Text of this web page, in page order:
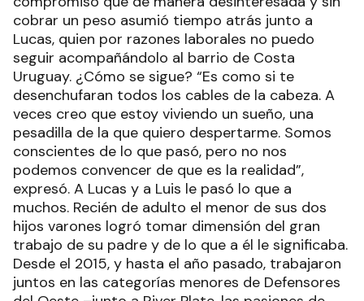
cobrar un peso asumió tiempo atrás junto a
Lucas, quien por razones laborales no puedo
seguir acompañándolo al barrio de Costa
Uruguay. ¿Cómo se sigue? “Es como si te
desenchufaran todos los cables de la cabeza. A
veces creo que estoy viviendo un sueño, una
pesadilla de la que quiero despertarme. Somos
conscientes de lo que pasó, pero no nos
podemos convencer de que es la realidad”,
expresó. A Lucas y a Luis le pasó lo que a
muchos. Recién de adulto el menor de sus dos
hijos varones logró tomar dimensión del gran
trabajo de su padre y de lo que a él le significaba.
Desde el 2015, y hasta el año pasado, trabajaron
juntos en las categorías menores de Defensores